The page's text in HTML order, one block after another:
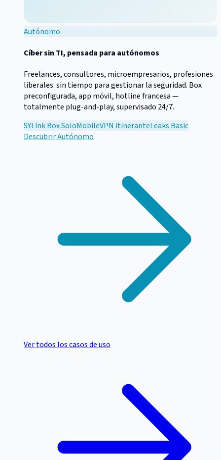
Autónomo
Cíber sin TI, pensada para autónomos
Freelances, consultores, microempresarios, profesiones
liberales: sin tiempo para gestionar la seguridad. Box
preconfigurada, app móvil, hotline francesa —
totalmente plug-and-play, supervisado 24/7.
SYLink Box SoloMobileVPN itineranteLeaks Basic
DescubrirAutónomo
Ver todos los casos de uso